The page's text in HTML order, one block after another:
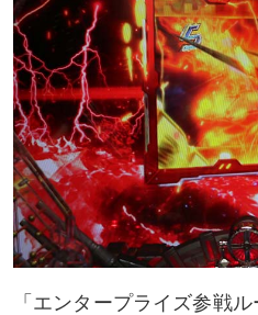
「エンタープライズ参戦